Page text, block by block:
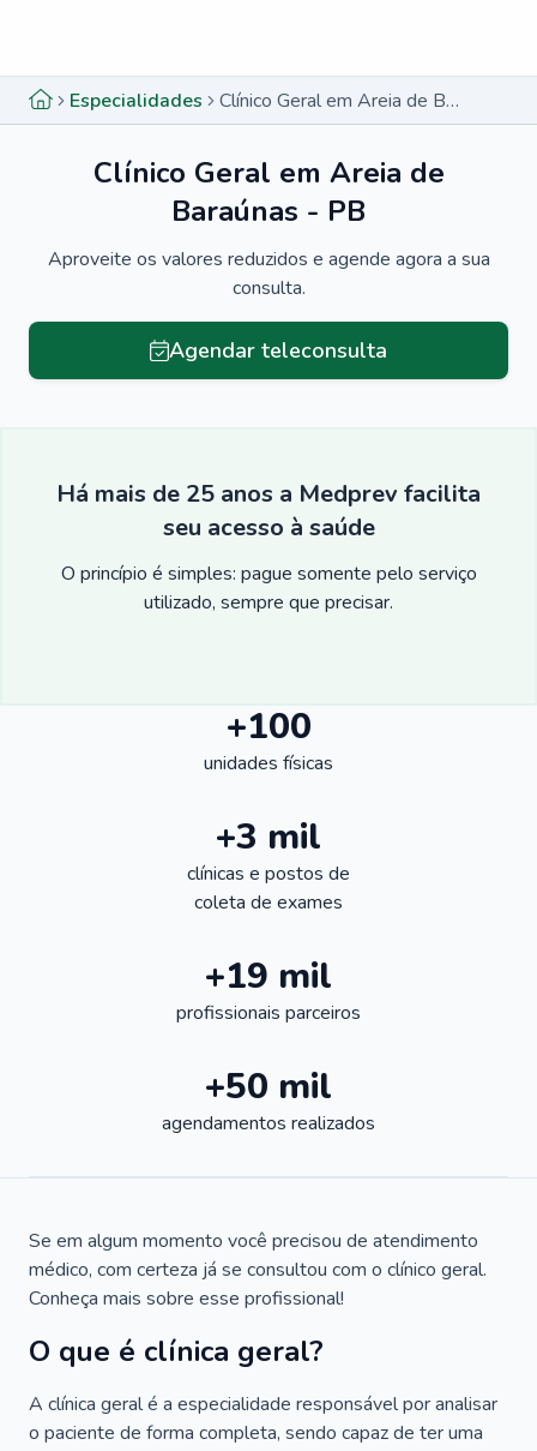
Especialidades Clínico Geral em Areia de Baraúnas - PB
Clínico Geral em Areia de
Baraúnas - PB
Aproveite os valores reduzidos e agende agora a sua
consulta.
Agendar teleconsulta
Há mais de 25 anos a Medprev facilita
seu acesso à saúde
O princípio é simples: pague somente pelo serviço
utilizado, sempre que precisar.
+100
unidades físicas
+3 mil
clínicas e postos de
coleta de exames
+19 mil
profissionais parceiros
+50 mil
agendamentos realizados
Se em algum momento você precisou de atendimento
médico, com certeza já se consultou com o clínico geral.
Conheça mais sobre esse profissional!
O que é clínica geral?
A clínica geral é a especialidade responsável por analisar
o paciente de forma completa, sendo capaz de ter uma